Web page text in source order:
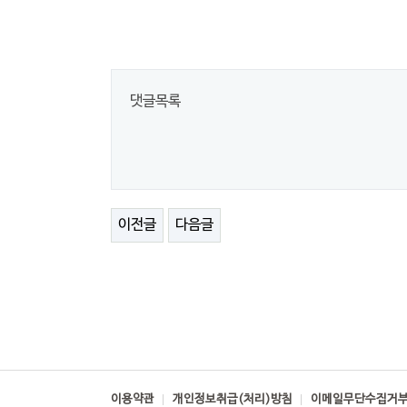
댓글목록
이전글 다음글
이용약관 개인정보취급(처리)방침 이메일무단수집거